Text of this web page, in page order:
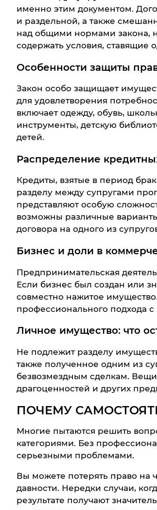
именно этим документом.
и раздельной, а также
над общими нормами закона,
содержать условия, ставящие
Особенности защиты
Закон особо защищает
для удовлетворения
включает одежду, обувь,
инструменты, детскую
детей.
Распределение
Кредиты, взятые в период
разделу между супругами
представляют особую
возможны различные
договора на одного из
Бизнес и доли в
Предпринимательская
Если бизнес был создан или
совместно нажитое
профессионального подхода
Личное имущество: что
Не подлежит разделу
также полученное одним из
безвозмездным сделкам.
драгоценностей и других
ПОЧЕМУ
Многие пытаются решить
категориями. Без
серьезными проблемами.
Вы можете потерять право на
давности. Нередки случаи,
результате получают